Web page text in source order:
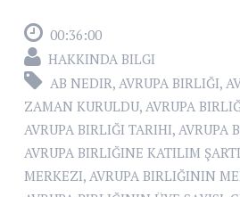
00:36:00
HAKKINDA BILGI
AB NEDIR, AVRUPA BIRLIĞI,
ZAMAN KURULDU, AVRUPA
AVRUPA BIRLIĞI TARIHI, AVRUPA
AVRUPA BIRLIĞINE KATILIM ŞARTI
MERKEZI, AVRUPA BIRLIĞININ